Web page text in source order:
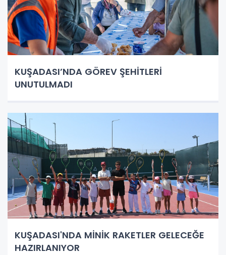
KUŞADASI’NDA GÖREV ŞEHİTLERİ
UNUTULMADI
KUŞADASI'NDA MİNİK RAKETLER GELECEĞE
HAZIRLANIYOR